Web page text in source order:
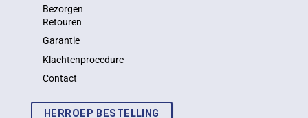
Bezorgen
Retouren
Garantie
Klachtenprocedure
Contact
HERROEP BESTELLING